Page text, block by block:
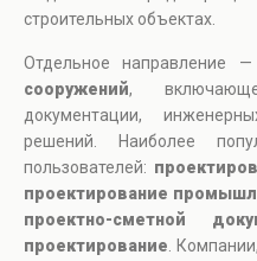
строительных объектах.
Отдельное направление —
сооружений,
документации,
решений. Наиболее
пользователей:
проектирование
проектно-сметной
проектирование .